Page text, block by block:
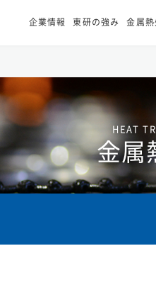
企業情報 東研の強み 金属熱
HEAT
金属